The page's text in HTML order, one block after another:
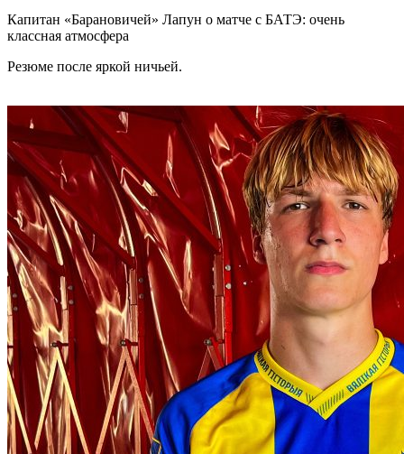
Капитан «Барановичей» Лапун о матче с БАТЭ: очень
классная атмосфера
Резюме после яркой ничьей.